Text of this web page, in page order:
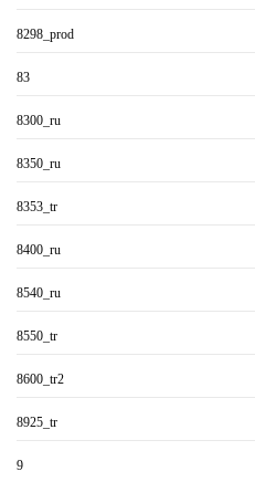
8298_prod
83
8300_ru
8350_ru
8353_tr
8400_ru
8540_ru
8550_tr
8600_tr2
8925_tr
9